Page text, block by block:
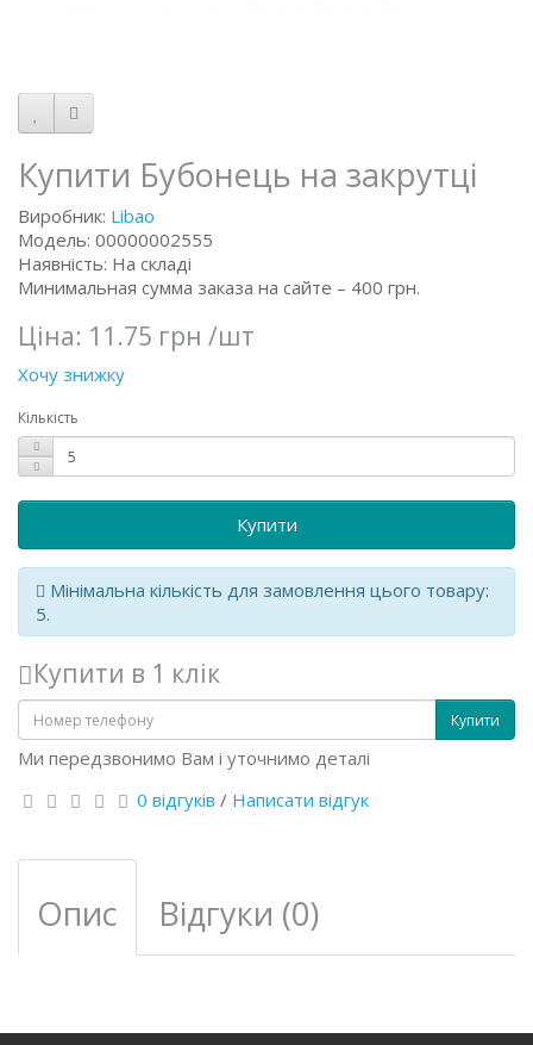
Купити Бубонець на закрутці
Виробник: Libao
Модель: 00000002555
Наявність: На складі
Минимальная сумма заказа на сайте – 400 грн.
Ціна: 11.75 грн /шт
Хочу знижку
Кількість
Купити
Мінімальна кількість для замовлення цього товару:
5.
Купити в 1 клік
Купити
Ми передзвонимо Вам і уточнимо деталі
0 відгуків / Написати відгук
Опис Відгуки (0)